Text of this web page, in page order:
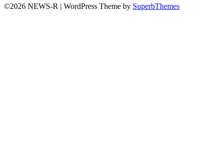
©2026 NEWS-R | WordPress Theme by SuperbThemes